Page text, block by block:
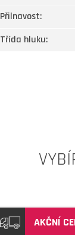
Přilnavost:
Třída hluku:
AKČNÍ